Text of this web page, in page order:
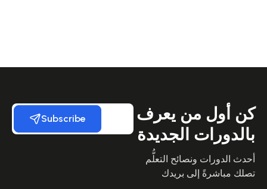
كن أول من يعرف
بالدورات الجديدة
أحدث الدورات ونصائح التعلُّم
تصلك مباشرةً إلى بريدك
Subscribe